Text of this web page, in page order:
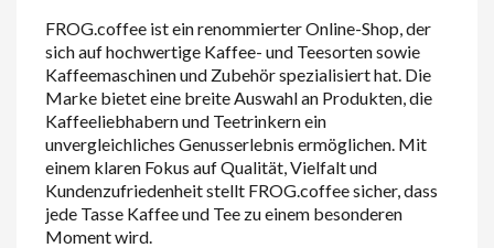
FROG.coffee ist ein renommierter Online-Shop, der
sich auf hochwertige Kaffee- und Teesorten sowie
Kaffeemaschinen und Zubehör spezialisiert hat. Die
Marke bietet eine breite Auswahl an Produkten, die
Kaffeeliebhabern und Teetrinkern ein
unvergleichliches Genusserlebnis ermöglichen. Mit
einem klaren Fokus auf Qualität, Vielfalt und
Kundenzufriedenheit stellt FROG.coffee sicher, dass
jede Tasse Kaffee und Tee zu einem besonderen
Moment wird.